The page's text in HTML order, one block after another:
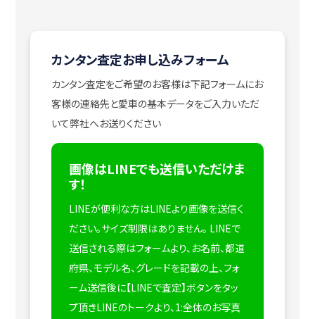
カンタン査定お申し込みフォーム
カンタン査定をご希望のお客様は下記フォームにお
客様の連絡先と愛車の基本データをご入力いただ
いて弊社へお送りください
画像はLINEでも送信いただけま
す！
LINEが便利な方はLINEより画像を送信く
ださい。サイズ制限はありません。 LINEで
送信される際はフォームより、お名前、都道
府県、モデル名、グレードを記載の上、フォ
ーム送信後に【LINEで査定】ボタンをタッ
プ頂きLINEのトークより、1:全体のお写真